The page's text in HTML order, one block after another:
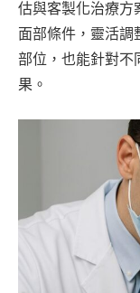
估與客製化治療方
面部條件，靈活調
部位，也能針對不
果。